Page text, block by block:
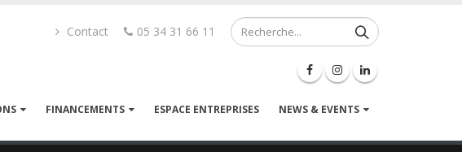
Contact 05 34 31 66 11
FINANCEMENTS ESPACE ENTREPRISES NEWS & EVENTS